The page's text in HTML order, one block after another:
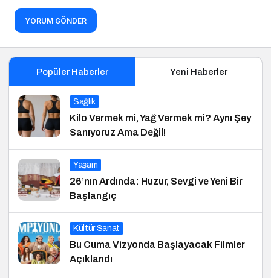
YORUM GÖNDER
Popüler Haberler Yeni Haberler
Sağlık
Kilo Vermek mi, Yağ Vermek mi? Aynı Şey
Sanıyoruz Ama Değil!
Yaşam
26’nın Ardında: Huzur, Sevgi ve Yeni Bir
Başlangıç
Kültür Sanat
Bu Cuma Vizyonda Başlayacak Filmler
Açıklandı